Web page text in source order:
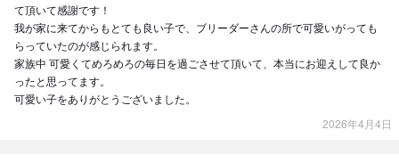
て頂いて感謝です！
我が家に来てからもとても良い子で、ブリーダーさんの所で可愛いがっても
らっていたのが感じられます。
家族中 可愛くてめろめろの毎日を過ごさせて頂いて、本当にお迎えして良か
ったと思ってます。
可愛い子をありがとうございました。
2026年4月4日